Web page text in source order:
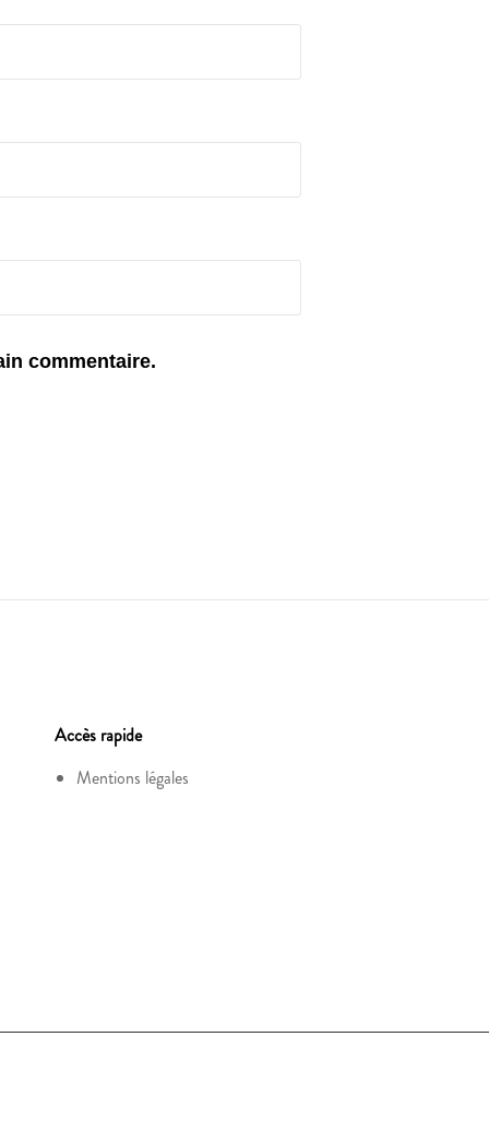
commentaire.
Accès rapide
Mentions légales